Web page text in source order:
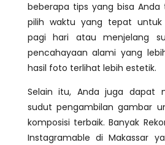
beberapa tips yang bisa Anda
pilih waktu yang tepat untuk
pagi hari atau menjelang
pencahayaan alami yang
hasil foto terlihat lebih estetik.
Selain itu, Anda juga dapat
sudut pengambilan gambar
komposisi terbaik. Banyak
Instagramable di Makassar